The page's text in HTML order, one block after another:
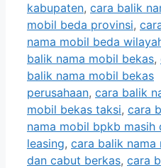
kabupaten, cara balik
mobil beda provinsi,
nama mobil beda
balik nama mobil bekas,
balik nama mobil bekas
perusahaan, cara balik
mobil bekas taksi, cara
nama mobil bpkb masih
leasing, cara balik nama
dan cabut berkas, cara